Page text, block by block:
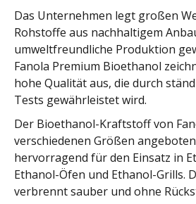
Das Unternehmen legt großen
Rohstoffe aus nachhaltigem
umweltfreundliche Produktion
Fanola Premium Bioethanol
hohe Qualität aus, die durch
Tests gewährleistet wird.
Der Bioethanol-Kraftstoff von
verschiedenen Größen
hervorragend für den Einsatz in
Ethanol-Öfen und Ethanol-Grills.
verbrennt sauber und ohne